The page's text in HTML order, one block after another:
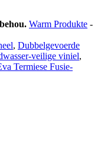
Warm Produkte -
, Dubbelgevoerde
veilige viniel,
Termiese Fusie-